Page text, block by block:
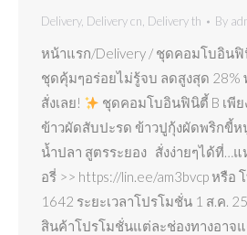
Delivery, Delivery cn Delivery th By
หน้าแรก/Delivery / ชุดคอมโบอินฟิ
ชุดคุ้มๆอร่อยไม่รู้จบ ลดสูงสุด
สั่งเลย!
ชุดคอมโบอินฟินิตี้ B เพีย
ข้าวผัดสับปะรด ข้าวปูกุ้งผัดพริกขี้
น้ำปลา สูตรระยอง สั่งง่ายๆได้ที่…
อรี่ >> https://lin.ee/am3bvcp หรือ
1642 ระยะเวลาโปรโมชั่น 1 ส.ค.
สินค้าโปรโมชั่นแต่ละช่องทางอาจ